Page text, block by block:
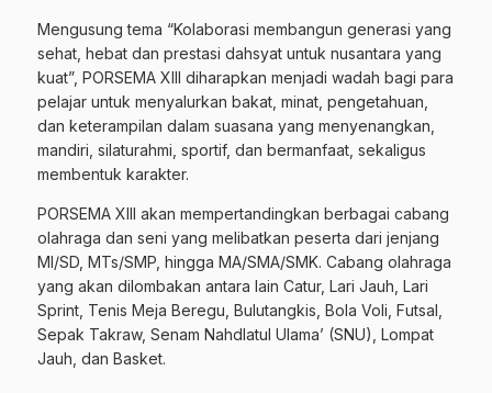
Mengusung tema “Kolaborasi membangun generasi yang
sehat, hebat dan prestasi dahsyat untuk nusantara yang
kuat”, PORSEMA XIII diharapkan menjadi wadah bagi para
pelajar untuk menyalurkan bakat, minat, pengetahuan,
dan keterampilan dalam suasana yang menyenangkan,
mandiri, silaturahmi, sportif, dan bermanfaat, sekaligus
membentuk karakter.
PORSEMA XIII akan mempertandingkan berbagai cabang
olahraga dan seni yang melibatkan peserta dari jenjang
MI/SD, MTs/SMP, hingga MA/SMA/SMK. Cabang olahraga
yang akan dilombakan antara lain Catur, Lari Jauh, Lari
Sprint, Tenis Meja Beregu, Bulutangkis, Bola Voli, Futsal,
Sepak Takraw, Senam Nahdlatul Ulama’ (SNU), Lompat
Jauh, dan Basket.